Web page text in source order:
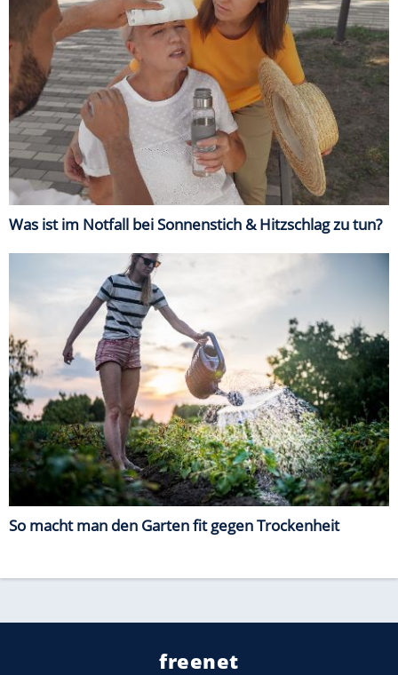
Was ist im Notfall bei Sonnenstich & Hitzschlag zu tun?
So macht man den Garten fit gegen Trockenheit
freenet